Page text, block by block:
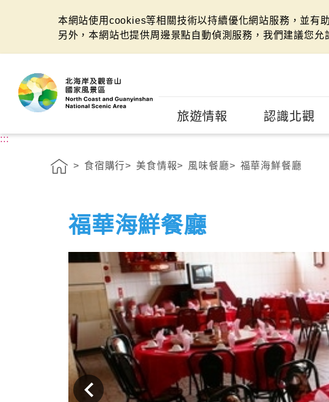
本網站使用cookies等相關技術以持續優化網站服務，並有
另外，本網站也提供周邊景點自動偵測服務，我們建議您
旅遊情報 認識北觀
:::
食宿購行 美食情報 風味餐廳 福華海鮮餐廳
福華海鮮餐廳